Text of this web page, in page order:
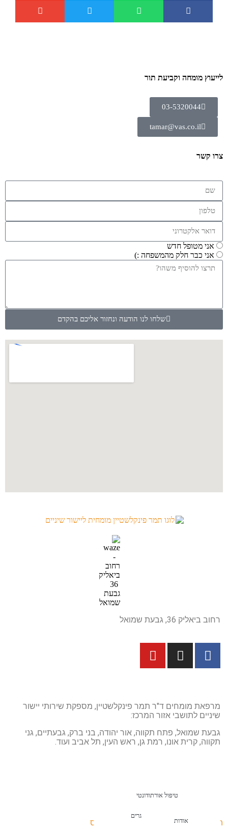
לייעוץ מומחה וקביעת תור
03-5320044
tamar@vas.co.il
צרו קשר
אני מטופל חדש
אני כבר חלק מהמשפחה :)
שלחו לנו הודעה ונחזור אליכם בהקדם
רחוב ביאליק 36, גבעת שמואל
מרפאת מומחים ד"ר תמר פינקלשטיין, מספקת שירותי יישור
שיניים לתושבי אזור המרכז:
גבעת שמואל, פתח תקווה, אור יהודה, בני ברק, גבעתיים, גני
תקווה, קרית אונו, רמת גן, ראש העין, תל אביב ועוד.
טיפול אורתודונטי
יישור שיניים למבוגרים
אודות
האתר נבנה, מנוהל ומקודם ע"י צוות נילס